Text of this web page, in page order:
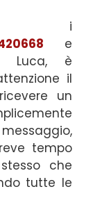
i
e
Luca,
è
il
un
tempo
che
tutte le